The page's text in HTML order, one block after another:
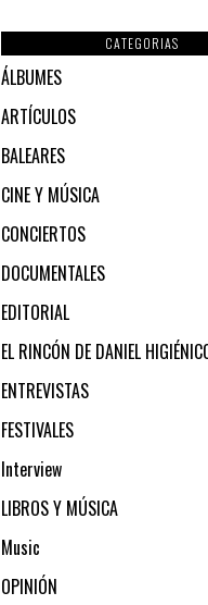
CATEGORIAS
ÁLBUMES
ARTÍCULOS
BALEARES
CINE Y MÚSICA
CONCIERTOS
DOCUMENTALES
EDITORIAL
EL RINCÓN DE DANIEL
ENTREVISTAS
FESTIVALES
Interview
LIBROS Y MÚSICA
Music
OPINIÓN